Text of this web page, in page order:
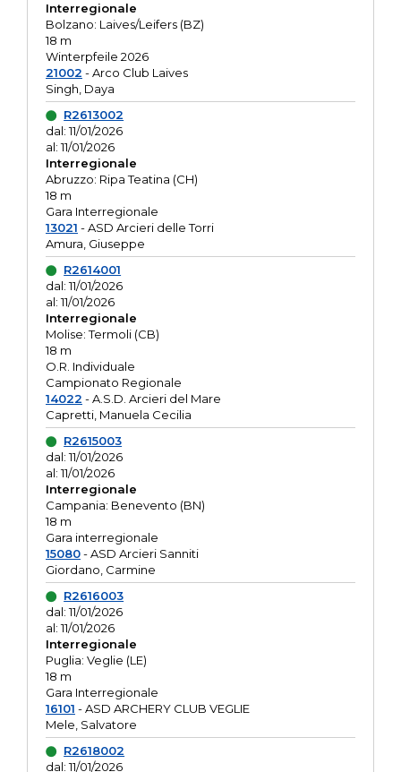
Interregionale
Bolzano: Laives/Leifers (BZ)
18 m
Winterpfeile 2026
21002 - Arco Club Laives
Singh, Daya
R2613002
dal: 11/01/2026
al: 11/01/2026
Interregionale
Abruzzo: Ripa Teatina (CH)
18 m
Gara Interregionale
13021 - ASD Arcieri delle Torri
Amura, Giuseppe
R2614001
dal: 11/01/2026
al: 11/01/2026
Interregionale
Molise: Termoli (CB)
18 m
O.R. Individuale
Campionato Regionale
14022 - A.S.D. Arcieri del Mare
Capretti, Manuela Cecilia
R2615003
dal: 11/01/2026
al: 11/01/2026
Interregionale
Campania: Benevento (BN)
18 m
Gara interregionale
15080- ASD Arcieri Sanniti
Giordano, Carmine
R2616003
dal: 11/01/2026
al: 11/01/2026
Interregionale
Puglia: Veglie (LE)
18 m
Gara Interregionale
16101 - ASD ARCHERY CLUB VEGLIE
Mele, Salvatore
R2618002
dal: 11/01/2026